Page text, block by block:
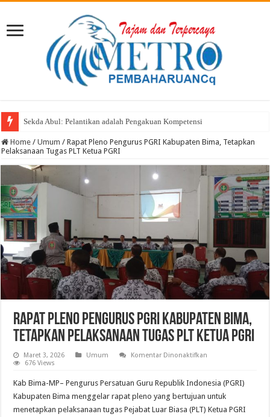
Sekda Abul: Pelantikan adalah Pengakuan Kompetensi
Selasa Menyapa Hadir di Sondo dan Nonto Tera: Dengar Keluh Kesah,
Home / Umum / Rapat Pleno Pengurus PGRI Kabupaten Bima, Tetapkan
Pelaksanaan Tugas PLT Ketua PGRI
Rapat Pleno Pengurus PGRI Kabupaten Bima,
Tetapkan Pelaksanaan Tugas PLT Ketua PGRI
Maret 3, 2026 Umum Komentar Dinonaktifkan
Pengurus
PGRI
Kabupaten
Bima,
Tetapkan
676 Views
Kab Bima-MP– Pengurus Persatuan Guru Republik Indonesia (PGRI)
Kabupaten Bima menggelar rapat pleno yang bertujuan untuk
menetapkan pelaksanaan tugas Pejabat Luar Biasa (PLT) Ketua PGRI